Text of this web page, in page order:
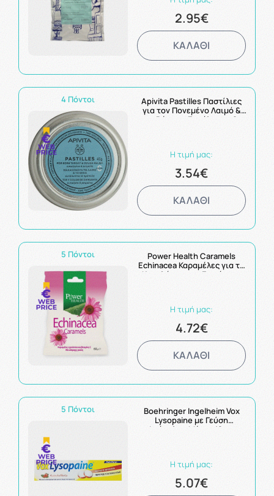
2.95€
ΚΑΛΑΘΙ
4 Πόντοι
Apivita Pastilles Παστίλιες
για τον Πονεμένο Λαιμό &
το Βήχα με Ευκάλυπτο &
Η τιμή μας:
3.54€
ΚΑΛΑΘΙ
5 Πόντοι
Power Health Caramels
Echinacea Καραμέλες για το
Κρυολόγημα με Εχινάτσεα
Η τιμή μας:
4.72€
ΚΑΛΑΘΙ
5 Πόντοι
Boehringer Ingelheim Vox
Lysopaine με Γεύση
Φράουλα - Μέντα 18τεμ
Η τιμή μας:
5.07€